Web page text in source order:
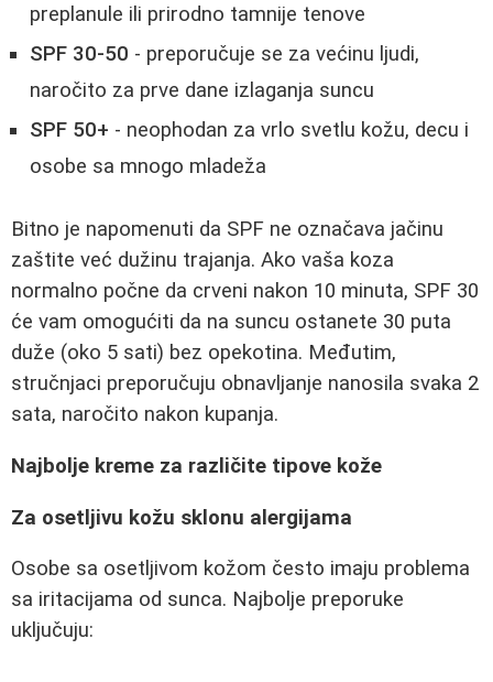
preplanule ili prirodno tamnije tenove
SPF 30-50 - preporučuje se za većinu ljudi,
naročito za prve dane izlaganja suncu
SPF 50+ - neophodan za vrlo svetlu kožu, decu i
osobe sa mnogo mladeža
Bitno je napomenuti da SPF ne označava jačinu
zaštite već dužinu trajanja. Ako vaša koza
normalno počne da crveni nakon 10 minuta, SPF 30
će vam omogućiti da na suncu ostanete 30 puta
duže (oko 5 sati) bez opekotina. Međutim,
stručnjaci preporučuju obnavljanje nanosila svaka 2
sata, naročito nakon kupanja.
Najbolje kreme za različite tipove kože
Za osetljivu kožu sklonu alergijama
Osobe sa osetljivom kožom često imaju problema
sa iritacijama od sunca. Najbolje preporuke
uključuju: